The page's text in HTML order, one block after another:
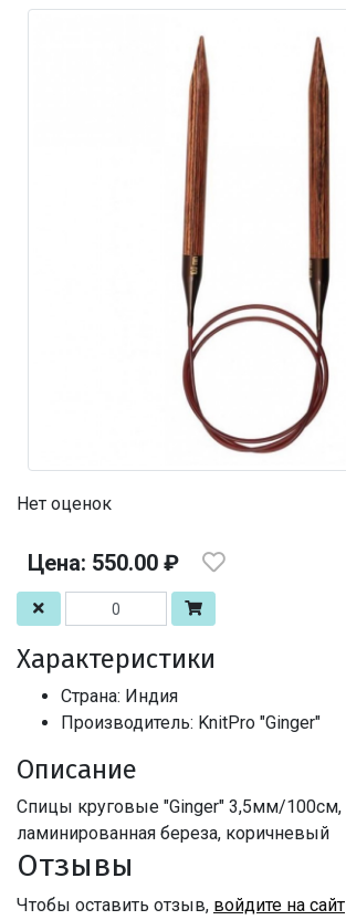
Нет оценок
Цена: 550.00 ₽
Характеристики
Страна: Индия
Производитель: KnitPro "Ginger"
Описание
Спицы круговые "Ginger" 3,5мм/100см,
ламинированная береза, коричневый
Отзывы
Чтобы оставить отзыв, войдите на сайт